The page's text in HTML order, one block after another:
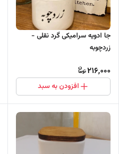
جا ادویه سرامیکی گرد نقلی -
زردچوبه
216,000
افزودن به سبد